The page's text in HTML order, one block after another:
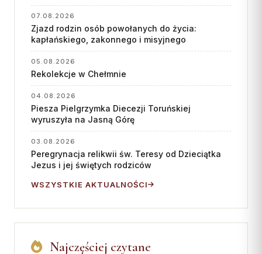
07.08.2026
Zjazd rodzin osób powołanych do życia:
kapłańskiego, zakonnego i misyjnego
05.08.2026
Rekolekcje w Chełmnie
04.08.2026
Piesza Pielgrzymka Diecezji Toruńskiej
wyruszyła na Jasną Górę
03.08.2026
Peregrynacja relikwii św. Teresy od Dzieciątka
Jezus i jej świętych rodziców
WSZYSTKIE AKTUALNOŚCI
Najczęściej czytane